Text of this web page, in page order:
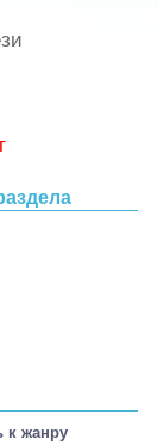
к жанру